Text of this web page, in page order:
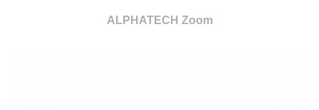
ALPHATECH Zoom